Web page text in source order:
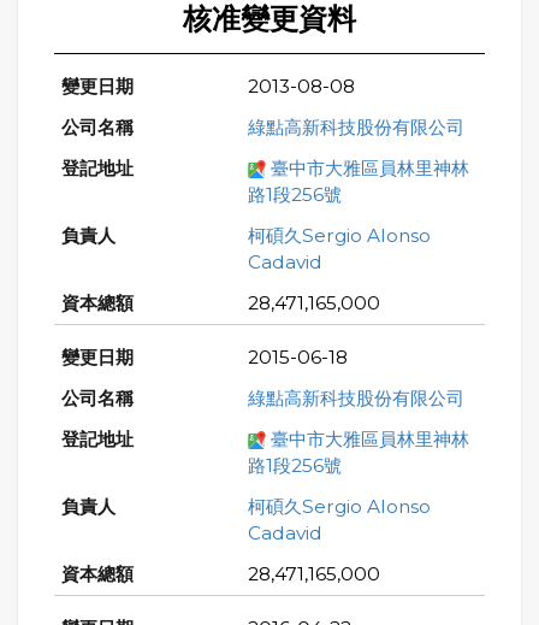
核准變更資料
2013-08-08
綠點高新科技股份有限公司
臺中市大雅區員林里神林
路1段256號
柯碩久Sergio Alonso
Cadavid
28,471,165,000
2015-06-18
綠點高新科技股份有限公司
臺中市大雅區員林里神林
路1段256號
柯碩久Sergio Alonso
Cadavid
28,471,165,000